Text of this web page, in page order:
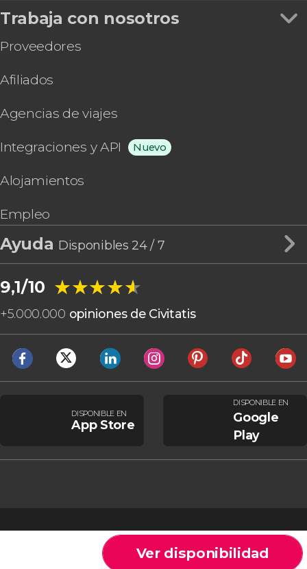
Ver disponibilidad
Trabaja con nosotros
Proveedores
Afiliados
Agencias de viajes
Integraciones y API Nuevo
Alojamientos
Empleo
Ayuda Disponibles 24 / 7
9,1/10 ★★★★★
★★★★★
+5.000.000 opiniones de Civitatis
DISPONIBLE EN
App Store
DISPONIBLE EN
Google
Play
Condiciones generales Aviso legal Política de privacidad Cookies